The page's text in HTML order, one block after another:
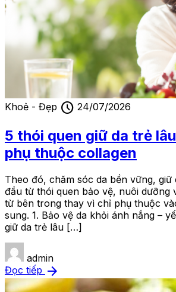
Khoẻ - Đẹp schedule 24/07/2026
5 thói quen giữ da trẻ
phụ thuộc collagen
Theo đó, chăm sóc da bền vững, giữ
đầu từ thói quen bảo vệ, nuôi dưỡng
từ bên trong thay vì chỉ phụ thuộc
sung. 1. Bảo vệ da khỏi ánh nắng –
giữ da trẻ lâu […]
admin
Đọc tiếp arrow_forward